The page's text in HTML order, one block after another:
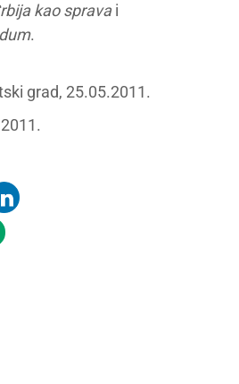
kao spravai
dum.
grad, 25.05.2011.